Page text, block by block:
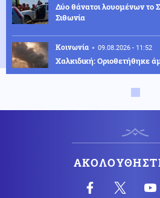
Δύο θάνατοι λουομένων το
Σιθωνία
Κοινωνία 09.08.2026 - 11:52
Χαλκιδική: Οριοθετήθηκε
Σαουδική Αραβία: Οι Χούθι
επίθεση σε διυλιστήριο της